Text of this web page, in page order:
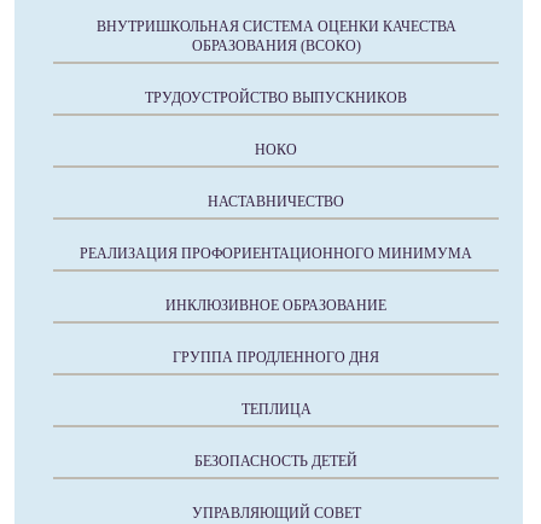
ВНУТРИШКОЛЬНАЯ СИСТЕМА ОЦЕНКИ КАЧЕСТВА
ОБРАЗОВАНИЯ (ВСОКО)
ТРУДОУСТРОЙСТВО ВЫПУСКНИКОВ
НОКО
НАСТАВНИЧЕСТВО
РЕАЛИЗАЦИЯ ПРОФОРИЕНТАЦИОННОГО МИНИМУМА
ИНКЛЮЗИВНОЕ ОБРАЗОВАНИЕ
ГРУППА ПРОДЛЕННОГО ДНЯ
ТЕПЛИЦА
БЕЗОПАСНОСТЬ ДЕТЕЙ
УПРАВЛЯЮЩИЙ СОВЕТ